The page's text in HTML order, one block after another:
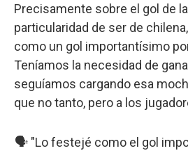
Precisamente sobre el gol de
particularidad de ser de
como un gol importantísimo
Teníamos la necesidad de
seguíamos cargando esa
que no tanto, pero a los
🗣️ "Lo festejé como el gol